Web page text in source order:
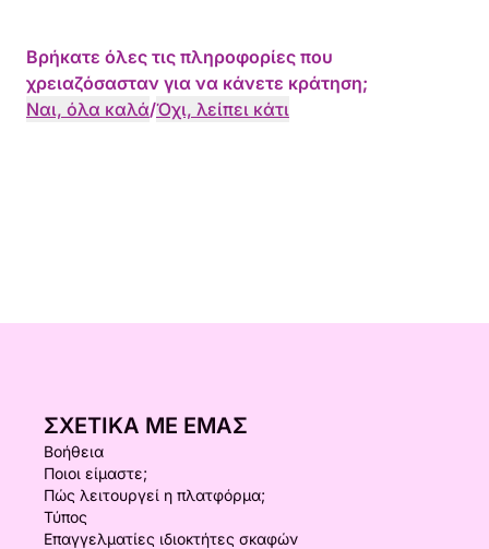
Βρήκατε όλες τις πληροφορίες που
χρειαζόσασταν για να κάνετε κράτηση;
Ναι, όλα καλά/Όχι, λείπει κάτι
ΣΧΕΤΙΚΆ ΜΕ ΕΜΆΣ
Βοήθεια
Ποιοι είμαστε;
Πώς λειτουργεί η πλατφόρμα;
Τύπος
Επαγγελματίες ιδιοκτήτες σκαφών